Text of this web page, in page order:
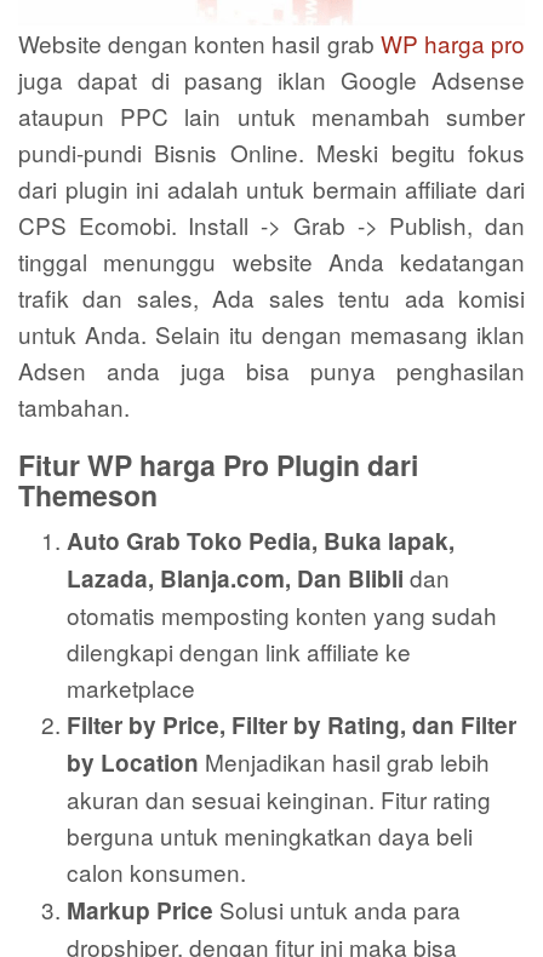
Website dengan konten hasil grab WP harga pro
juga dapat di pasang iklan Google Adsense
ataupun PPC lain untuk menambah sumber
pundi-pundi Bisnis Online. Meski begitu fokus
dari plugin ini adalah untuk bermain affiliate dari
CPS Ecomobi. Install -> Grab -> Publish, dan
tinggal menunggu website Anda kedatangan
trafik dan sales, Ada sales tentu ada komisi
untuk Anda. Selain itu dengan memasang iklan
Adsen anda juga bisa punya penghasilan
tambahan.
Fitur WP harga Pro Plugin dari
Themeson
Auto Grab Toko Pedia, Buka lapak,
Lazada, Blanja.com, Dan Blibli dan
otomatis memposting konten yang sudah
dilengkapi dengan link affiliate ke
marketplace
Filter by Price, Filter by Rating, dan Filter
by Location Menjadikan hasil grab lebih
akuran dan sesuai keinginan. Fitur rating
berguna untuk meningkatkan daya beli
calon konsumen.
Markup Price Solusi untuk anda para
dropshiper, dengan fitur ini maka bisa